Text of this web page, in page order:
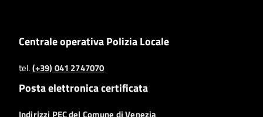
Centrale operativa Polizia Locale
tel.(+39) 041 2747070
Posta elettronica certificata